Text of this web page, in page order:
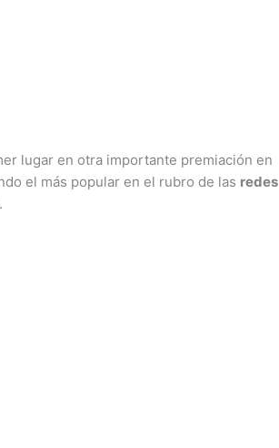
lugar en otra importante premiación en
el más popular en el rubro de las redes